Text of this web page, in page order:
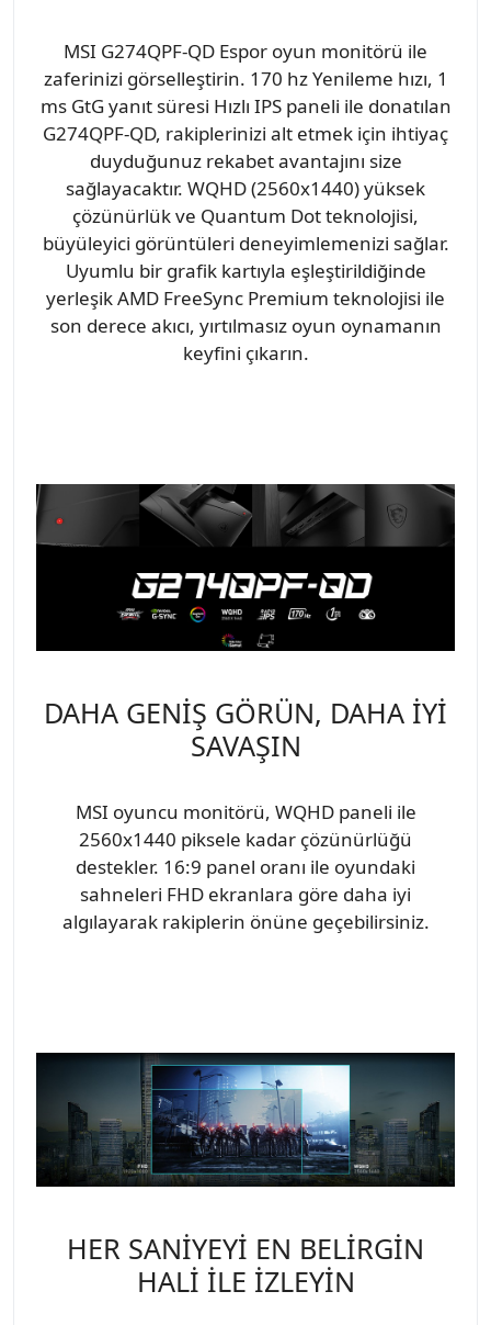
MSI G274QPF-QD Espor oyun monitörü ile
zaferinizi görselleştirin. 170 hz Yenileme hızı, 1
ms GtG yanıt süresi Hızlı IPS paneli ile donatılan
G274QPF-QD, rakiplerinizi alt etmek için ihtiyaç
duyduğunuz rekabet avantajını size
sağlayacaktır. WQHD (2560x1440) yüksek
çözünürlük ve Quantum Dot teknolojisi,
büyüleyici görüntüleri deneyimlemenizi sağlar.
Uyumlu bir grafik kartıyla eşleştirildiğinde
yerleşik AMD FreeSync Premium teknolojisi ile
son derece akıcı, yırtılmasız oyun oynamanın
keyfini çıkarın.
DAHA GENİŞ GÖRÜN, DAHA İYİ
SAVAŞIN
MSI oyuncu monitörü, WQHD paneli ile
2560x1440 piksele kadar çözünürlüğü
destekler. 16:9 panel oranı ile oyundaki
sahneleri FHD ekranlara göre daha iyi
algılayarak rakiplerin önüne geçebilirsiniz.
HER SANİYEYİ EN BELİRGİN
HALİ İLE İZLEYİN